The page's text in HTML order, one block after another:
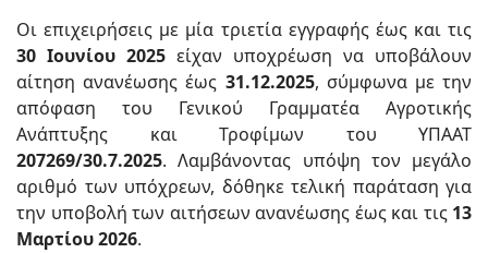
Οι επιχειρήσεις με μία τριετία εγγραφής έως και τις
30 Ιουνίου 2025 είχαν υποχρέωση να υποβάλουν
αίτηση ανανέωσης έως 31.12.2025, σύμφωνα με την
απόφαση του Γενικού Γραμματέα Αγροτικής
Ανάπτυξης και Τροφίμων του ΥΠΑΑΤ
207269/30.7.2025. Λαμβάνοντας υπόψη τον μεγάλο
αριθμό των υπόχρεων, δόθηκε τελική παράταση για
την υποβολή των αιτήσεων ανανέωσης έως και τις 13
Μαρτίου 2026.